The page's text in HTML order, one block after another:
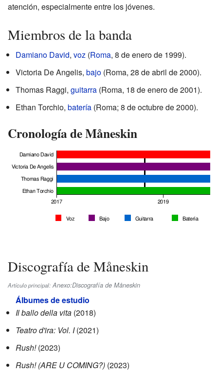
atención, especialmente entre los jóvenes.
Miembros de la banda
Damiano David, voz (Roma, 8 de enero de 1999).
Victoria De Angelis, bajo (Roma, 28 de abril de 2000).
Thomas Raggi, guitarra (Roma, 18 de enero de 2001).
Ethan Torchio, batería (Roma; 8 de octubre de 2000).
Cronología de Måneskin
Discografía de Måneskin
Artículo principal: Anexo:Discografía de Måneskin
Álbumes de estudio
Il ballo della vita (2018)
Teatro d'ira: Vol. I(2021)
Rush!(2023)
Rush! (ARE U COMING?) (2023)